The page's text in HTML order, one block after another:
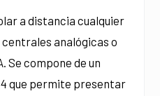
a distancia cualquier
analógicas o
Se compone de un
que permite presentar